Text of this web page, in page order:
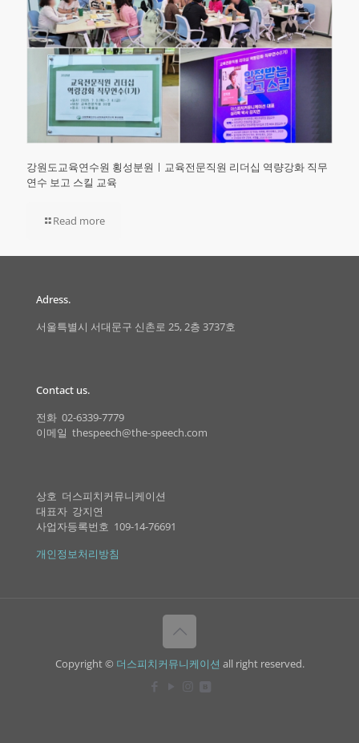
강원도교육연수원 횡성분원ㅣ교육전문직원 리더십 역량강화 직무
연수 보고 스킬 교육
Read more
Adress.
서울특별시 서대문구 신촌로 25, 2층 3737호
Contact us.
전화 02-6339-7779
이메일 thespeech@the-speech.com
상호 더스피치커뮤니케이션
대표자 강지연
사업자등록번호 109-14-76691
개인정보처리방침
Copyright © 더스피치커뮤니케이션 all right reserved.